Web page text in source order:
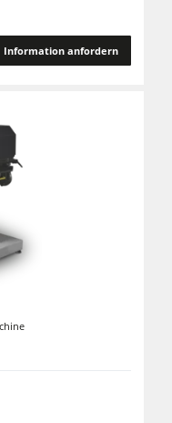
Information anfordern